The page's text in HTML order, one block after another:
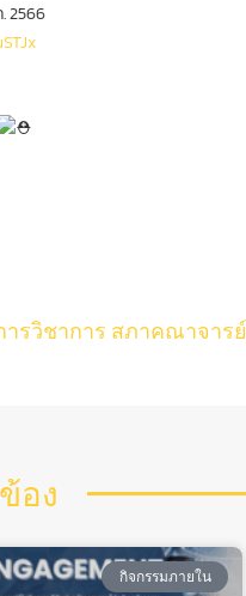
2566
อง
กิจกรรมภายใน